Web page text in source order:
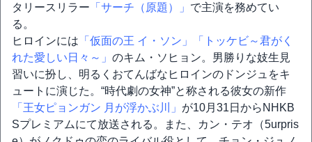
タリースリラー 「サーチ（原題）」 で主演を務めてい
る。
ヒロインには 「仮面の王 イ・ソン」
「トッケビ～君がく
れた愛しい日々～」 のキム・ソヒョン。男勝りな妓生見
習いに扮し、明るくおてんばなヒロインのドンジュをキ
ュートに演じた。“時代劇の女神”と称される彼女の新作
「王女ピョンガン 月が浮かぶ川」 が10月31日からNHKB
Sプレミアムにて放送される。また、カン・テオ（5urpris